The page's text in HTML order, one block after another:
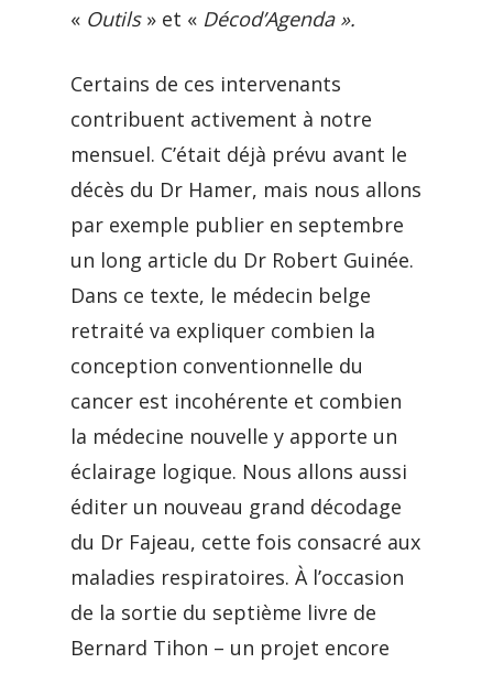
« Outils » et « Décod’Agenda ».
Certains de ces intervenants
contribuent activement à notre
mensuel. C’était déjà prévu avant le
décès du Dr Hamer, mais nous allons
par exemple publier en septembre
un long article du Dr Robert Guinée.
Dans ce texte, le médecin belge
retraité va expliquer combien la
conception conventionnelle du
cancer est incohérente et combien
la médecine nouvelle y apporte un
éclairage logique. Nous allons aussi
éditer un nouveau grand décodage
du Dr Fajeau, cette fois consacré aux
maladies respiratoires. À l’occasion
de la sortie du septième livre de
Bernard Tihon – un projet encore